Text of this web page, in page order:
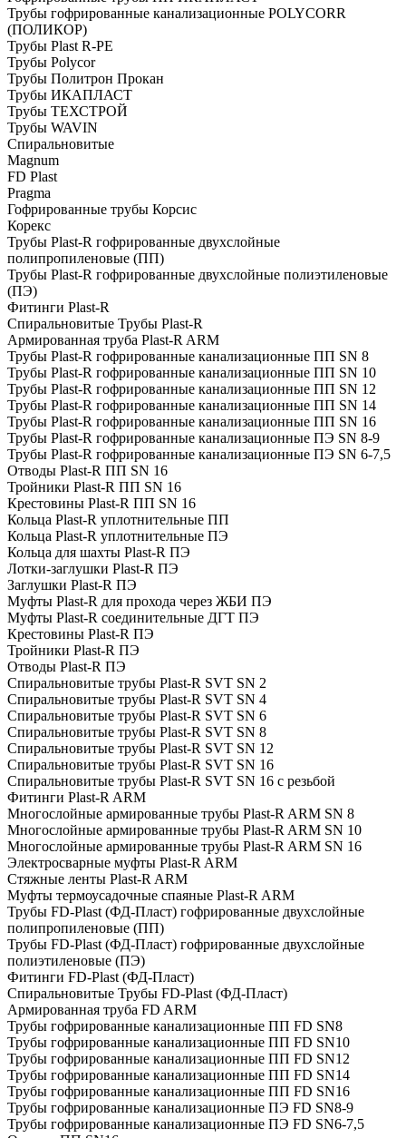
Трубы гофрированные канализационные POLYCORR
(ПОЛИКОР)
Трубы Plast R-PE
Трубы Polycor
Трубы Политрон Прокан
Трубы ИКАПЛАСТ
Трубы ТЕХСТРОЙ
Трубы WAVIN
Спиральновитые
Magnum
FD Plast
Pragma
Гофрированные трубы Корсис
Корекс
Трубы Plast-R гофрированные двухслойные
полипропиленовые (ПП)
Трубы Plast-R гофрированные двухслойные полиэтиленовые
(ПЭ)
Фитинги Plast-R
Спиральновитые Трубы Plast-R
Армированная труба Plast-R ARM
Трубы Plast-R гофрированные канализационные ПП SN 8
Трубы Plast-R гофрированные канализационные ПП SN 10
Трубы Plast-R гофрированные канализационные ПП SN 12
Трубы Plast-R гофрированные канализационные ПП SN 14
Трубы Plast-R гофрированные канализационные ПП SN 16
Трубы Plast-R гофрированные канализационные ПЭ SN 8-9
Трубы Plast-R гофрированные канализационные ПЭ SN 6-7,5
Отводы Plast-R ПП SN 16
Тройники Plast-R ПП SN 16
Крестовины Plast-R ПП SN 16
Кольца Plast-R уплотнительные ПП
Кольца Plast-R уплотнительные ПЭ
Кольца для шахты Plast-R ПЭ
Лотки-заглушки Plast-R ПЭ
Заглушки Plast-R ПЭ
Муфты Plast-R для прохода через ЖБИ ПЭ
Муфты Plast-R соединительные ДГТ ПЭ
Крестовины Plast-R ПЭ
Тройники Plast-R ПЭ
Отводы Plast-R ПЭ
Спиральновитые трубы Plast-R SVT SN 2
Спиральновитые трубы Plast-R SVT SN 4
Спиральновитые трубы Plast-R SVT SN 6
Спиральновитые трубы Plast-R SVT SN 8
Спиральновитые трубы Plast-R SVT SN 12
Спиральновитые трубы Plast-R SVT SN 16
Спиральновитые трубы Plast-R SVT SN 16 с резьбой
Фитинги Plast-R ARM
Многослойные армированные трубы Plast-R ARM SN 8
Многослойные армированные трубы Plast-R ARM SN 10
Многослойные армированные трубы Plast-R ARM SN 16
Электросварные муфты Plast-R ARM
Стяжные ленты Plast-R ARM
Муфты термоусадочные спаяные Plast-R ARM
Трубы FD-Plast (ФД-Пласт) гофрированные двухслойные
полипропиленовые (ПП)
Трубы FD-Plast (ФД-Пласт) гофрированные двухслойные
полиэтиленовые (ПЭ)
Фитинги FD-Plast (ФД-Пласт)
Спиральновитые Трубы FD-Plast (ФД-Пласт)
Армированная труба FD ARM
Трубы гофрированные канализационные ПП FD SN8
Трубы гофрированные канализационные ПП FD SN10
Трубы гофрированные канализационные ПП FD SN12
Трубы гофрированные канализационные ПП FD SN14
Трубы гофрированные канализационные ПП FD SN16
Трубы гофрированные канализационные ПЭ FD SN8-9
Трубы гофрированные канализационные ПЭ FD SN6-7,5